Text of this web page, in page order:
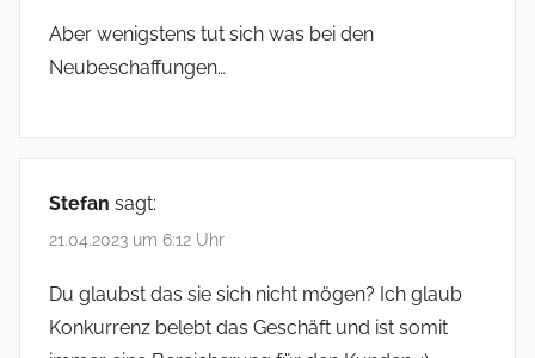
Aber wenigstens tut sich was bei den
Neubeschaffungen…
Stefan sagt:
21.04.2023 um 6:12 Uhr
Du glaubst das sie sich nicht mögen? Ich glaub
Konkurrenz belebt das Geschäft und ist somit